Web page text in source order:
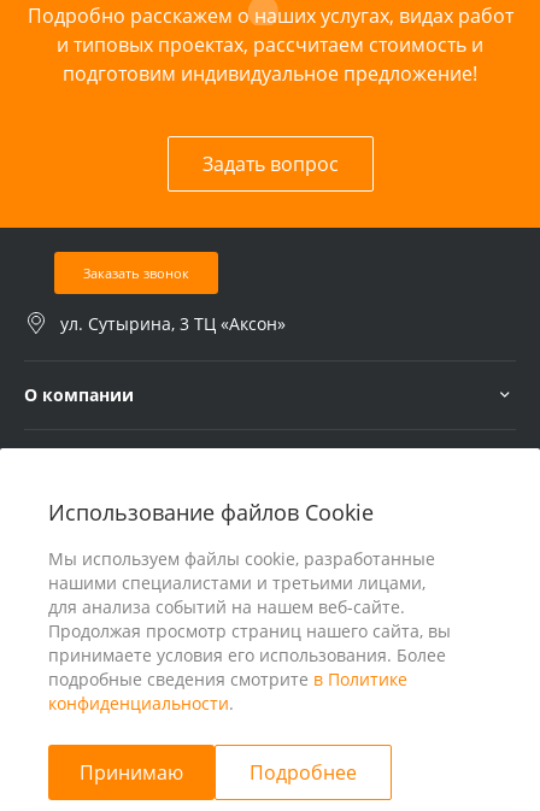
Использование файлов Cookie
Мы используем файлы cookie, разработанные
нашими специалистами и третьими лицами,
для анализа событий на нашем веб-сайте.
Продолжая просмотр страниц нашего сайта, вы
принимаете условия его использования. Более
подробные сведения смотрите в Политике
конфиденциальности.
Принимаю Подробнее
Подробно расскажем о наших услугах, видах работ
и типовых проектах, рассчитаем стоимость и
подготовим индивидуальное предложение!
Задать вопрос
Заказать звонок
ул. Сутырина, 3 ТЦ «Аксон»
О компании